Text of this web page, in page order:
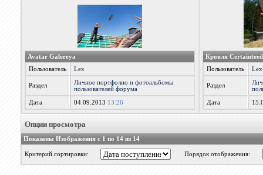
Avatar Galereya
Пользователь
Lex
Раздел
Личное портфолио и фотоальбомы
пользователей форума
Дата 04.09.2013 13:26
Кровля Certainteed
Пользователь
Lex
Раздел
Дата
Опции просмотра
Показаны Изображения с 1 по 14 из 14
Критерий сортировки: Порядок отображения: